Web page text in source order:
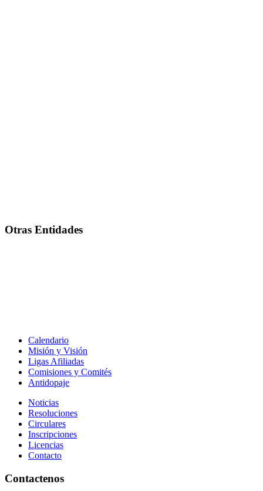
Otras Entidades
Calendario
Misión y Visión
Ligas Afiliadas
Comisiones y Comités
Antidopaje
Noticias
Resoluciones
Circulares
Inscripciones
Licencias
Contacto
Contactenos